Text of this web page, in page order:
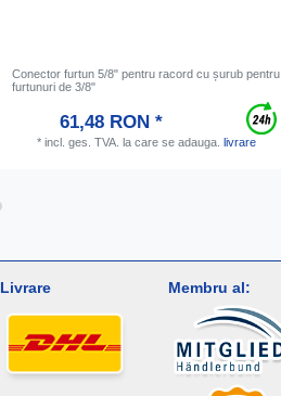
Conector furtun 5/8" pentru racord cu șurub pentru
furtunuri de 3/8"
61,48 RON *
* incl. ges. TVA. la care se adauga. livrare
Livrare Membru al: